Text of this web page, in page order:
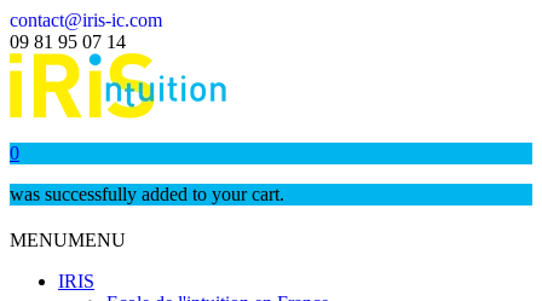
contact@iris-ic.com
09 81 95 07 14
0
was successfully added to your cart.
MENUMENU
IRIS